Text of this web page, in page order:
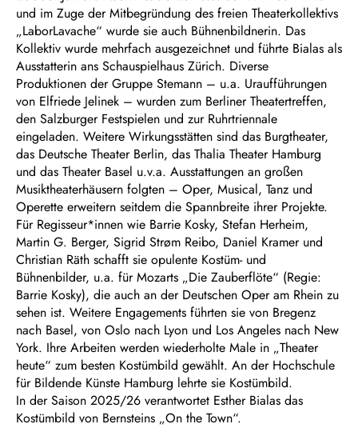
und im Zuge der Mitbegründung des freien Theaterkollektivs
„LaborLavache“ wurde sie auch Bühnenbildnerin. Das
Kollektiv wurde mehrfach ausgezeichnet und führte Bialas als
Ausstatterin ans Schauspielhaus Zürich. Diverse
Produktionen der Gruppe Stemann – u.a. Uraufführungen
von Elfriede Jelinek – wurden zum Berliner Theatertreffen,
den Salzburger Festspielen und zur Ruhrtriennale
eingeladen. Weitere Wirkungsstätten sind das Burgtheater,
das Deutsche Theater Berlin, das Thalia Theater Hamburg
und das Theater Basel u.v.a. Ausstattungen an großen
Musiktheaterhäusern folgten – Oper, Musical, Tanz und
Operette erweitern seitdem die Spannbreite ihrer Projekte.
Für Regisseur*innen wie Barrie Kosky, Stefan Herheim,
Martin G. Berger, Sigrid Strøm Reibo, Daniel Kramer und
Christian Räth schafft sie opulente Kostüm- und
Bühnenbilder, u.a. für Mozarts „Die Zauberflöte“ (Regie:
Barrie Kosky), die auch an der Deutschen Oper am Rhein zu
sehen ist. Weitere Engagements führten sie von Bregenz
nach Basel, von Oslo nach Lyon und Los Angeles nach New
York. Ihre Arbeiten werden wiederholte Male in „Theater
heute“ zum besten Kostümbild gewählt. An der Hochschule
für Bildende Künste Hamburg lehrte sie Kostümbild.
In der Saison 2025/26 verantwortet Esther Bialas das
Kostümbild von Bernsteins „On the Town“.